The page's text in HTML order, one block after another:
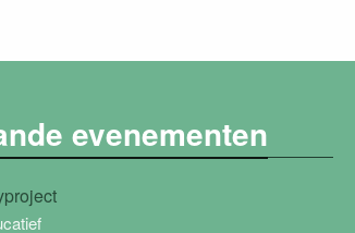
evenementen